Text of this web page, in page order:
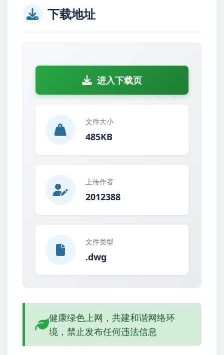
下载地址
进入下载页
文件大小
485KB
上传作者
2012388
文件类型
.dwg
健康绿色上网，共建和谐网络环
境，禁止发布任何违法信息